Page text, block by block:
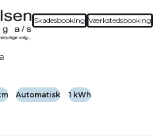
Skadesbooking Værkstedsbooking
Automatisk 1 kWh